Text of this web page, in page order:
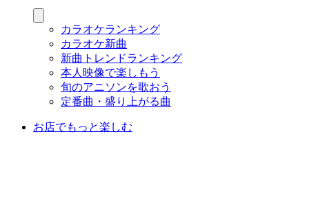
カラオケランキング
カラオケ新曲
新曲トレンドランキング
本人映像で楽しもう
旬のアニソンを歌おう
定番曲・盛り上がる曲
お店でもっと楽しむ